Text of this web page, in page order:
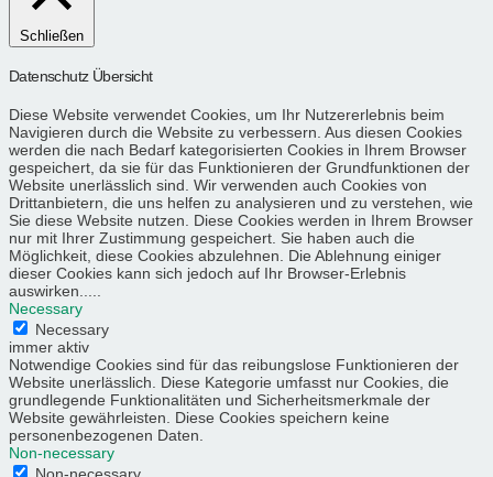
Schließen
Datenschutz Übersicht
Diese Website verwendet Cookies, um Ihr Nutzererlebnis beim
Navigieren durch die Website zu verbessern. Aus diesen Cookies
werden die nach Bedarf kategorisierten Cookies in Ihrem Browser
gespeichert, da sie für das Funktionieren der Grundfunktionen der
Website unerlässlich sind. Wir verwenden auch Cookies von
Drittanbietern, die uns helfen zu analysieren und zu verstehen, wie
Sie diese Website nutzen. Diese Cookies werden in Ihrem Browser
nur mit Ihrer Zustimmung gespeichert. Sie haben auch die
Möglichkeit, diese Cookies abzulehnen. Die Ablehnung einiger
dieser Cookies kann sich jedoch auf Ihr Browser-Erlebnis
auswirken.....
Necessary
Necessary
immer aktiv
Notwendige Cookies sind für das reibungslose Funktionieren der
Website unerlässlich. Diese Kategorie umfasst nur Cookies, die
grundlegende Funktionalitäten und Sicherheitsmerkmale der
Website gewährleisten. Diese Cookies speichern keine
personenbezogenen Daten.
Non-necessary